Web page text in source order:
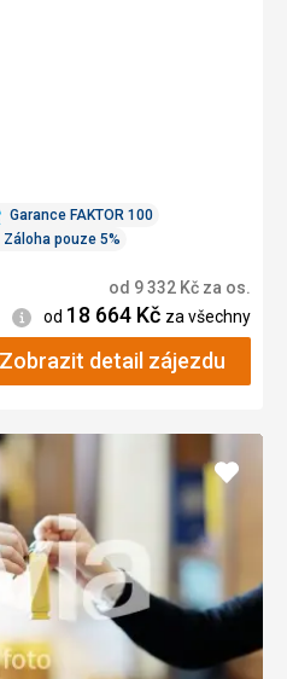
Garance FAKTOR 100
Záloha pouze 5%
od 9 332 Kč za os.
Informace
od 18 664 Kč za všechny
Zobrazit detail zájezdu
Přidat